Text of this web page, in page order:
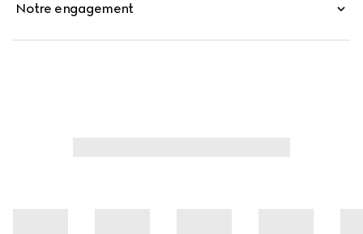
Notre engagement